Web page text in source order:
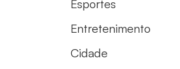
Esportes
Entretenimento
Cidade